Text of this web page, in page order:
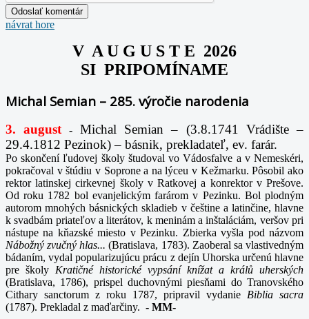
návrat hore
V A U G U S T E 2026
SI PRIPOMÍNAME
Michal Semian – 285. výročie narodenia
3. august -Michal Semian – (3.8.1741 Vrádište –
29.4.1812 Pezinok) – básnik, prekladateľ, ev. farár.
Po skončení ľudovej školy študoval vo Vádosfalve a v Nemeskéri,
pokračoval v štúdiu v Soprone a na lýceu v Kežmarku. Pôsobil ako
rektor latinskej cirkevnej školy v Ratkovej a konrektor v Prešove.
Od roku 1782 bol evanjelickým farárom v Pezinku. Bol plodným
autorom mnohých básnických skladieb v češtine a latinčine, hlavne
k svadbám priateľov a literátov, k meninám a inštaláciám, veršov pri
nástupe na kňazské miesto v Pezinku. Zbierka vyšla pod názvom
Nábožný zvučný hlas...(Bratislava, 1783). Zaoberal sa vlastivedným
bádaním, vydal popularizujúcu prácu z dejín Uhorska určenú hlavne
pre školy Kratičné historické vypsání knížat a králů uherských
(Bratislava, 1786), prispel duchovnými piesňami do Tranovského
Cithary sanctorum z roku 1787, pripravil vydanie Biblia sacra
(1787). Prekladal z maďarčiny. - MM-